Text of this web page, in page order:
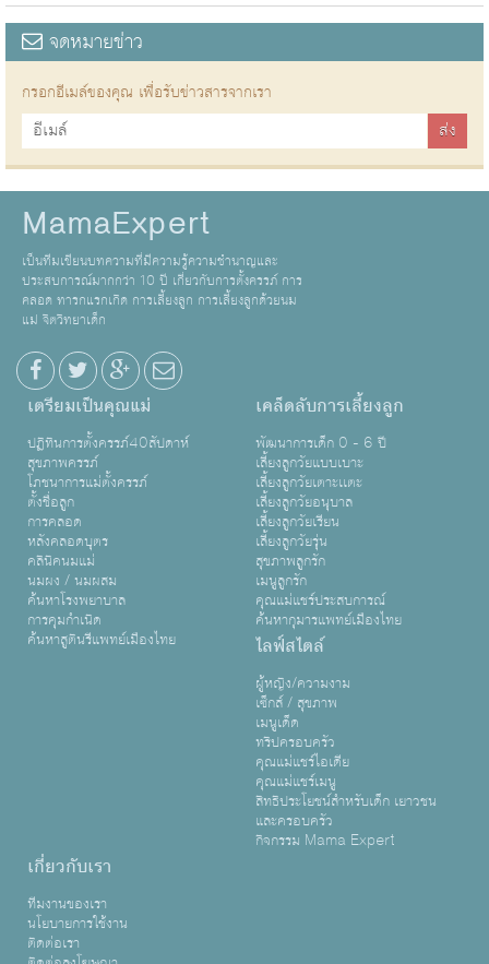
จดหมายข่าว
กรอกอีเมล์ของคุณ เพื่อรับข่าวสารจากเรา
MamaExpert
เป็นทีมเขียนบทความที่มีความรู้ความชำนาญและ
ประสบการณ์มากกว่า 10 ปี เกี่ยวกับการตั้งครรภ์ การ
คลอด ทารกแรกเกิด การเลี้ยงลูก การเลี้ยงลูกด้วยนม
แม่ จิตวิทยาเด็ก
เตรียมเป็นคุณแม่
ปฏิทินการตั้งครรภ์40สัปดาห์
สุขภาพครรภ์
โภชนาการแม่ตั้งครรภ์
ตั้งชื่อลูก
การคลอด
หลังคลอดบุตร
คลินิคนมแม่
นมผง / นมผสม
ค้นหาโรงพยาบาล
การคุมกำเนิด
ค้นหาสูตินรีแพทย์เมืองไทย
เคล็ดลับการเลี้ยงลูก
พัฒนาการเด็ก 0 - 6 ปี
เลี้ยงลูกวัยแบบเบาะ
เลี้ยงลูกวัยเตาะเเตะ
เลี้ยงลูกวัยอนุบาล
เลี้ยงลูกวัยเรียน
เลี้ยงลูกวัยรุ่น
สุขภาพลูกรัก
เมนูลูกรัก
คุณแม่แชร์ประสบการณ์
ค้นหากุมารแพทย์เมืองไทย
ไลฟ์สไตล์
ผู้หญิง/ความงาม
เซ็กส์ / สุขภาพ
เมนูเด็ด
ทริปครอบครัว
คุณแม่แชร์ไอเดีย
คุณแม่แชร์เมนู
สิทธิประโยชน์สำหรับเด็ก เยาวชน
และครอบครัว
กิจกรรม Mama Expert
เกี่ยวกับเรา
ทีมงานของเรา
นโยบายการใช้งาน
ติดต่อเรา